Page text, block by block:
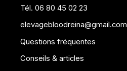
Tél. 06 80 45 02 23
elevagebloodreina@gmail.com
Questions fréquentes
Conseils & articles